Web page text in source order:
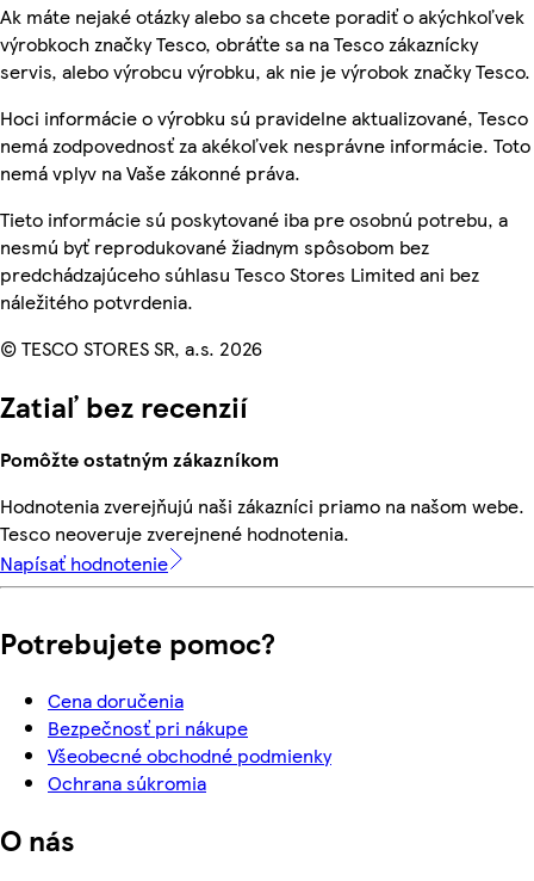
Ak máte nejaké otázky alebo sa chcete poradiť o akýchkoľvek
výrobkoch značky Tesco, obráťte sa na Tesco zákaznícky
servis, alebo výrobcu výrobku, ak nie je výrobok značky Tesco.
Hoci informácie o výrobku sú pravidelne aktualizované, Tesco
nemá zodpovednosť za akékoľvek nesprávne informácie. Toto
nemá vplyv na Vaše zákonné práva.
Tieto informácie sú poskytované iba pre osobnú potrebu, a
nesmú byť reprodukované žiadnym spôsobom bez
predchádzajúceho súhlasu Tesco Stores Limited ani bez
náležitého potvrdenia.
© TESCO STORES SR, a.s. 2026
Zatiaľ bez recenzií
Pomôžte ostatným zákazníkom
Hodnotenia zverejňujú naši zákazníci priamo na našom webe.
Tesco neoveruje zverejnené hodnotenia.
Napísať hodnotenie
Potrebujete pomoc?
Cena doručenia
Bezpečnosť pri nákupe
Všeobecné obchodné podmienky
Ochrana súkromia
O nás